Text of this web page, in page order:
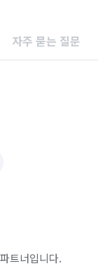
자주 묻는 질문
트너입니다.